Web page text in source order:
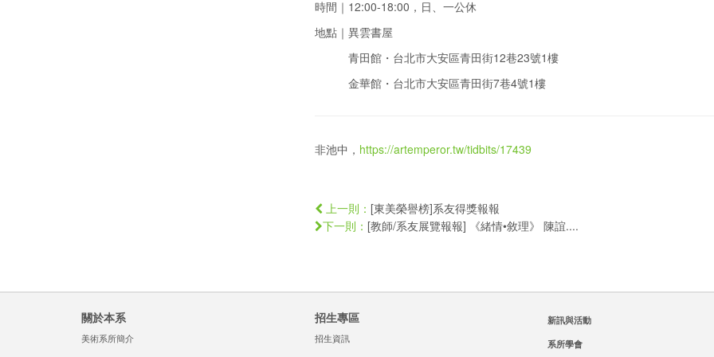
時間｜12:00-18:00，日、一公休
地點｜異雲書屋
青田館・台北市大安區青田街12巷23號1樓
金華館・台北市大安區青田街7巷4號1樓
非池中， https://artemperor.tw/tidbits/17439
上一則： [東美榮譽榜]系友得獎報報
下一則： [教師/系友展覽報報] 《緒情•敘理》 陳誼....
關於本系
美術系所簡介
招生專區
招生資訊
新訊與活動
系所學會